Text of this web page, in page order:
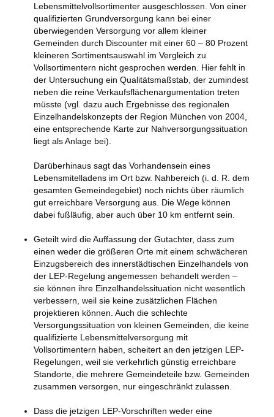
Lebensmittelvollsortimenter ausgeschlossen. Von einer
qualifizierten Grundversorgung kann bei einer
überwiegenden Versorgung vor allem kleiner
Gemeinden durch Discounter mit einer 60 – 80 Prozent
kleineren Sortimentsauswahl im Vergleich zu
Vollsortimentern nicht gesprochen werden. Hier fehlt in
der Untersuchung ein Qualitätsmaßstab, der zumindest
neben die reine Verkaufsflächenargumentation treten
müsste (vgl. dazu auch Ergebnisse des regionalen
Einzelhandelskonzepts der Region München von 2004,
eine entsprechende Karte zur Nahversorgungssituation
liegt als Anlage bei).
Darüberhinaus sagt das Vorhandensein eines
Lebensmitelladens im Ort bzw. Nahbereich (i. d. R. dem
gesamten Gemeindegebiet) noch nichts über räumlich
gut erreichbare Versorgung aus. Die Wege können
dabei fußläufig, aber auch über 10 km entfernt sein.
Geteilt wird die Auffassung der Gutachter, dass zum
einen weder die größeren Orte mit einem schwächeren
Einzugsbereich des innerstädtischen Einzelhandels von
der LEP-Regelung angemessen behandelt werden –
sie können ihre Einzelhandelssituation nicht wesentlich
verbessern, weil sie keine zusätzlichen Flächen
projektieren können. Auch die schlechte
Versorgungssituation von kleinen Gemeinden, die keine
qualifizierte Lebensmittelversorgung mit
Vollsortimentern haben, scheitert an den jetzigen LEP-
Regelungen, weil sie verkehrlich günstig erreichbare
Standorte, die mehrere Gemeindeteile bzw. Gemeinden
zusammen versorgen, nur eingeschränkt zulassen.
Dass die jetzigen LEP-Vorschriften weder eine